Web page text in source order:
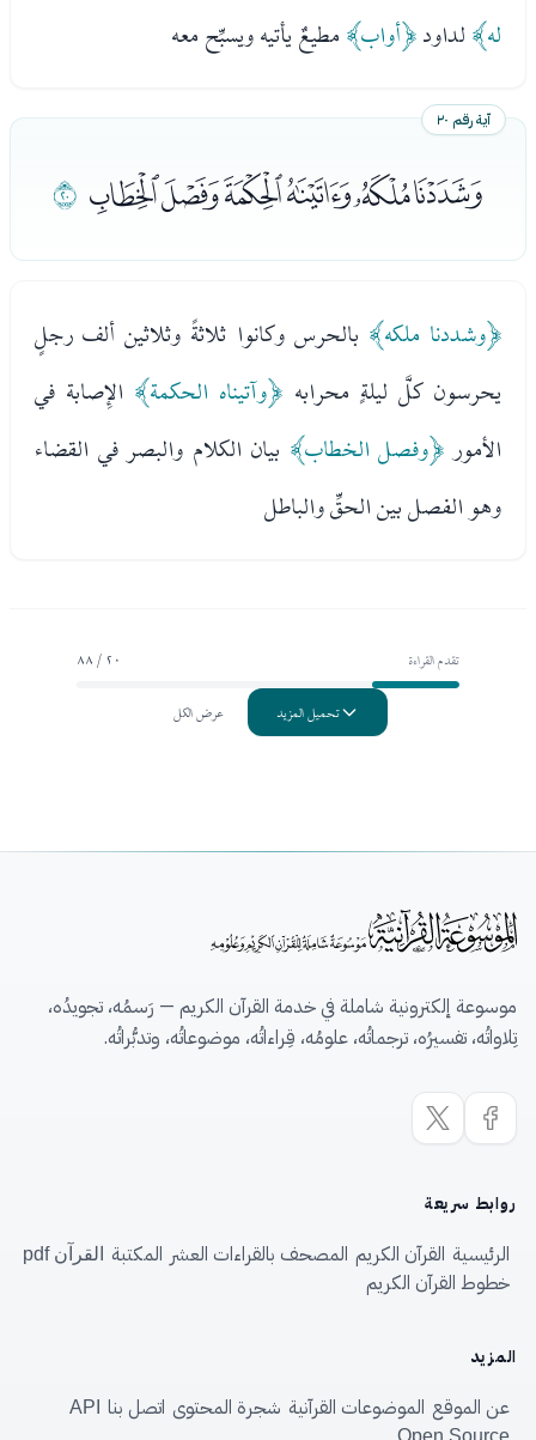
له﴾لداود﴿أواب﴾مطيعٌ يأتيه ويسبِّح معه
آية رقم ٢٠
ﭭﭮﭯﭰﭱﭲ ﭳ
﴿وشددنا ملكه﴾ بالحرس وكانوا ثلاثةً وثلاثين ألف رجلٍ
يحرسون كلَّ ليلةٍ محرابه ﴿وآتيناه الحكمة﴾ الإِصابة في
الأمور﴿وفصل الخطاب﴾ بيان الكلام والبصر في القضاء
وهو الفصل بين الحقِّ والباطل
تقدم القراءة
20 / 88
تحميل المزيد
عرض الكل
موسوعة إلكترونية شاملة في خدمة القرآن الكريم — رَسمُه، تجويدُه،
تِلاواتُه، تفسيرُه، ترجماتُه، علومُه، قِراءاتُه، موضوعاتُه، وتدبُّراتُه.
روابط سريعة
الرئيسية القرآن الكريم المصحف بالقراءات العشر المكتبة القرآن pdf
خطوط القرآن الكريم
المزيد
عن الموقع الموضوعات القرآنية شجرة المحتوى اتصل بنا
API